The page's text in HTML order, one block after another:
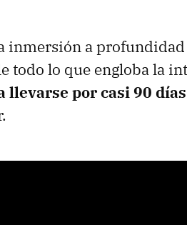
inmersión a
todo lo que engloba la
llevarse por casi 90 días